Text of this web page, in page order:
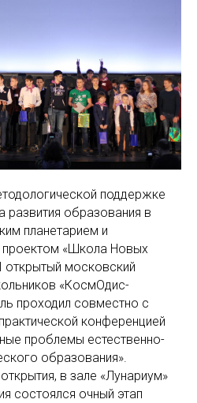
поддержке
развития образования в
планетарием и
«Школа Новых
открытый московский
«КосмОдис-
проходил совместно с
конференцией
проблемы естественно-
образования».
в зале «Лунариум»
состоялся очный этап